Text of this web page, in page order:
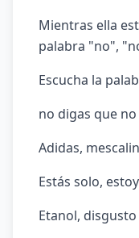
Mientras ella
palabra "no",
Escucha la
no digas que no
Adidas,
Estás solo,
Etanol, disgusto